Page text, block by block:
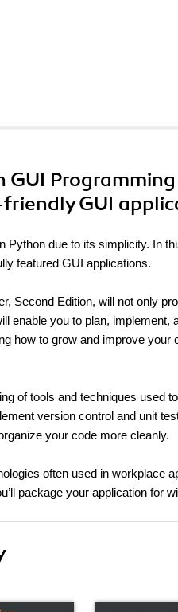
GUI
GUI
Python due to its simplicity. In
featured GUI applications.
Second Edition, will not only
enable you to plan, implement,
how to grow and improve
of tools and techniques used
version control and unit
your code more cleanly.
often used in
package your application for